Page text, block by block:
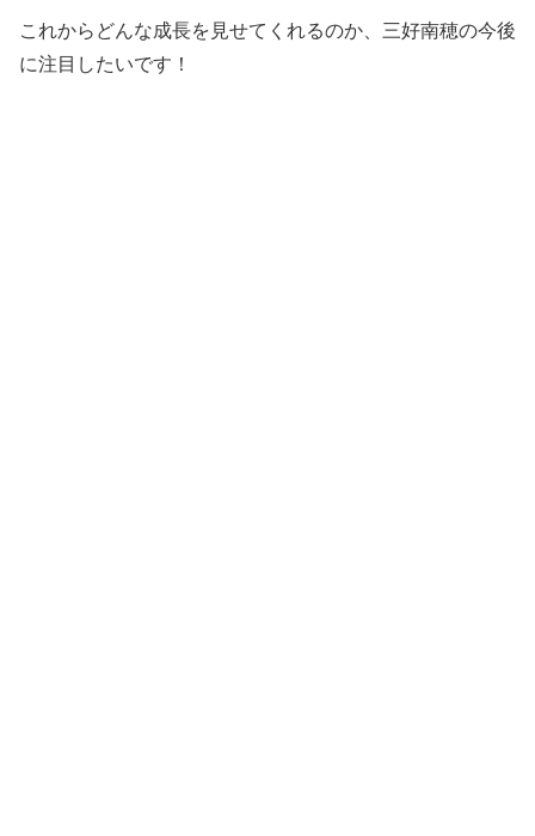
これからどんな成長を見せてくれるのか、三好南穂の今後
に注目したいです！